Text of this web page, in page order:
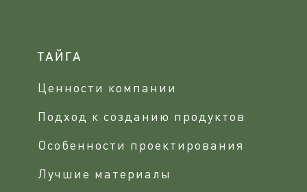
ТАЙГА
Ценности компании
Подход к созданию продуктов
Особенности проектирования
Лучшие материалы